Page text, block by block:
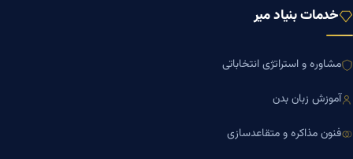
خدمات بنیاد میر
مشاوره و استراتژی انتخاباتی
آموزش زبان بدن
فنون مذاکره و متقاعدسازی